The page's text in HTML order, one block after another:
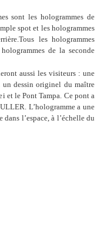
sont les hologrammes de
spot et les hologrammes
Tous les hologrammes
de la seconde
aussi les visiteurs : une
un dessin originel du maître
et le Pont Tampa. Ce pont a
L’hologramme a une
l’espace, à l’échelle du